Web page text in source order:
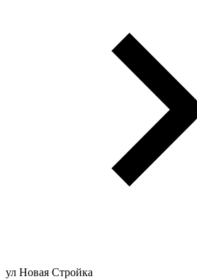
ул Новая Стройка